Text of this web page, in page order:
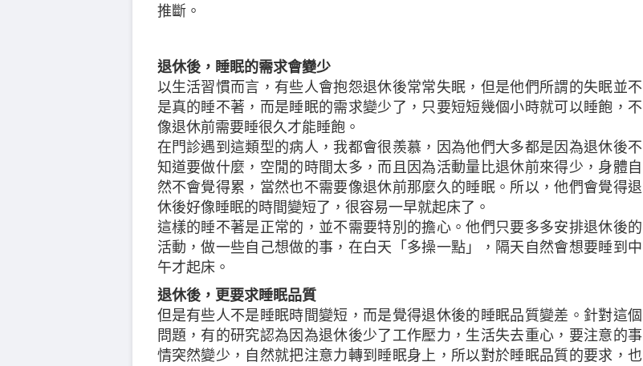
推斷。
退休後，睡眠的需求會變少
以生活習慣而言，有些人會抱怨退休後常常失眠，但是他們所謂的失眠並不
是真的睡不著，而是睡眠的需求變少了，只要短短幾個小時就可以睡飽，不
像退休前需要睡很久才能睡飽。
在門診遇到這類型的病人，我都會很羨慕，因為他們大多都是因為退休後不
知道要做什麼，空閒的時間太多，而且因為活動量比退休前來得少，身體自
然不會覺得累，當然也不需要像退休前那麼久的睡眠。所以，他們會覺得退
休後好像睡眠的時間變短了，很容易一早就起床了。
這樣的睡不著是正常的，並不需要特別的擔心。他們只要多多安排退休後的
活動，做一些自己想做的事，在白天「多操一點」，隔天自然會想要睡到中
午才起床。
退休後，更要求睡眠品質
但是有些人不是睡眠時間變短，而是覺得退休後的睡眠品質變差。針對這個
問題，有的研究認為因為退休後少了工作壓力，生活失去重心，要注意的事
情突然變少，自然就把注意力轉到睡眠身上，所以對於睡眠品質的要求，也